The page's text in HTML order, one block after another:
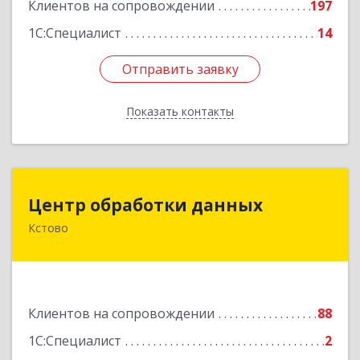
Клиентов на сопровождении
197
1С:Специалист
14
Отправить заявку
Показать контакты
Отправить заявку
Назад
Центр обработки данных
Кстово
Клиентов на сопровождении
88
1С:Специалист
2
Центр обработки данных
607650, Нижегородская обл, Кстово г, Победы